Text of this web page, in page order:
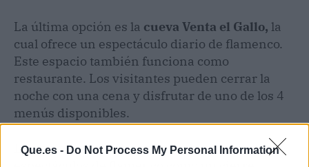
Que.es - Do Not Process My Personal Information
La última opción es la cueva Venta el Gallo, la
cual ofrece un espectáculo diario de flamenco.
Este espacio también funciona como
restaurante. Los visitantes pueden cerrar la
noche con una cena y disfrutar de uno de los 4
menús disponibles.
Los visitantes de Granada suelen escoger los